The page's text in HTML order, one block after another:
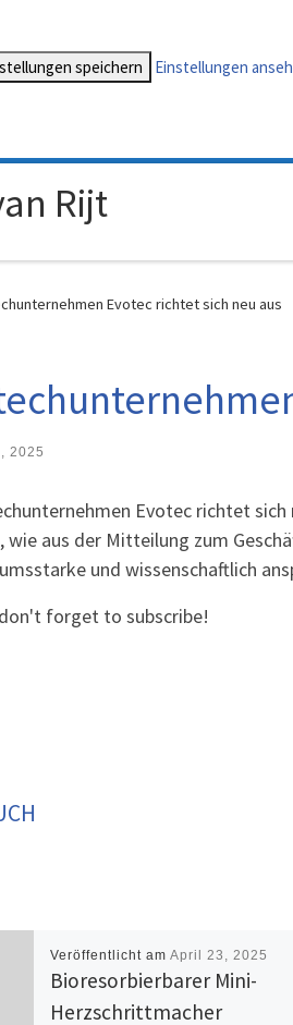
speichern
Einstellungen
Rijt
Evotec richtet sich neu aus
2025
Evotec richtet
wie aus der Mitteilung zum
und wissenschaftlich
forget to subscribe!
Veröffentlicht am April 23, 2025
Bioresorbierbarer Mini-
Herzschrittmacher